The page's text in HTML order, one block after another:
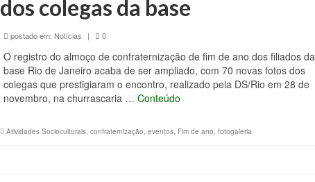
dos colegas da base
postado em: Notícias | 0
O registro do almoço de confraternização de fim de ano dos filiados da
base Rio de Janeiro acaba de ser ampliado, com 70 novas fotos dos
colegas que prestigiaram o encontro, realizado pela DS/Rio em 28 de
novembro, na churrascaria … Conteúdo
Atividades Socioculturais, confraternização eventos, Fim de ano fotogaleria